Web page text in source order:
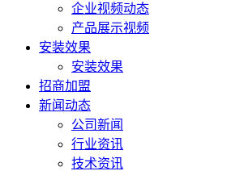
企业视频动态
产品展示视频
安装效果
安装效果
招商加盟
新闻动态
公司新闻
行业资讯
技术资讯